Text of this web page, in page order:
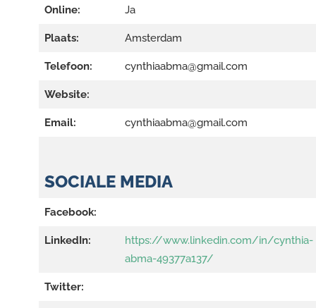
Online: Ja
Plaats: Amsterdam
Telefoon: cynthiaabma@gmail.com
Website:
Email: cynthiaabma@gmail.com
SOCIALE MEDIA
Facebook:
LinkedIn:
https://www.linkedin.com/in/cynthia-
abma-49377a137/
Twitter: